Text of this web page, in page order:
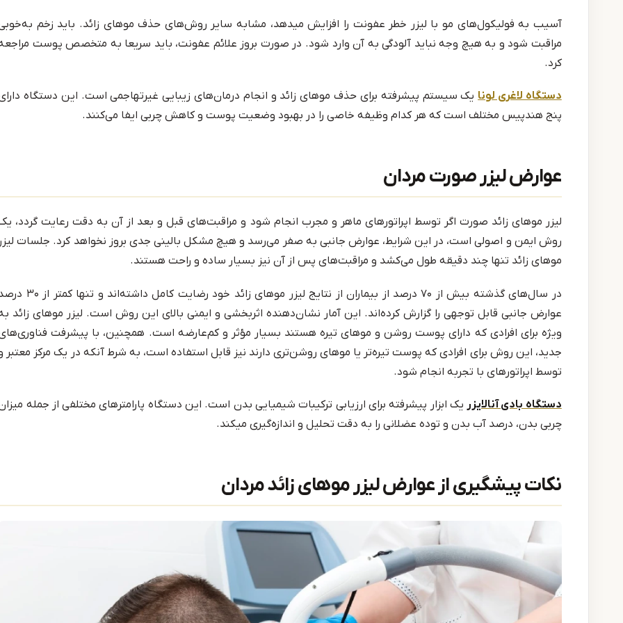
آسیب به فولیکول‌های مو با لیزر خطر عفونت را افزایش میدهد، مشابه سایر روش‌های حذف موهای زائد. باید زخم
مراقبت شود و به هیچ وجه نباید آلودگی به آن وارد شود. در صورت بروز علائم عفونت، باید سریعا به متخصص پوست
کرد.
دستگاه لاغری لونایک سیستم پیشرفته برای حذف موهای زائد و انجام درمان‌های زیبایی غیرتهاجمی است. این دستگاه
پنج هندپیس مختلف است که هر کدام وظیفه خاصی را در بهبود وضعیت پوست و کاهش چربی ایفا می‌کنند.
عوارض لیزر صورت مردان
لیزر موهای زائد صورت اگر توسط اپراتورهای ماهر و مجرب انجام شود و مراقبت‌های قبل و بعد از آن به دقت رعایت گردد،
روش ایمن و اصولی است، در این شرایط، عوارض جانبی به صفر می‌رسد و هیچ مشکل بالینی جدی بروز نخواهد کرد. جلسات لیزر
موهای زائد تنها چند دقیقه طول می‌کشد و مراقبت‌های پس از آن نیز بسیار ساده و راحت هستند.
در سال‌های گذشته بیش از ۷۰ درصد از بیماران از نتایج لیزر موهای زائد خود رضایت کامل داشته‌اند و
عوارض جانبی قابل توجهی را گزارش کرده‌اند. این آمار نشان‌دهنده اثربخشی و ایمنی بالای این روش است. لیزر موهای زائد
ویژه برای افرادی که دارای پوست روشن و موهای تیره هستند بسیار مؤثر و کم‌عارضه است. همچنین، با پیشرفت
جدید، این روش برای افرادی که پوست تیره‌تر یا موهای روشن‌تری دارند نیز قابل استفاده است، به شرط آنکه در یک مرکز معتبر
توسط اپراتورهای با تجربه انجام شود.
دستگاه بادی آنالایزریک ابزار پیشرفته برای ارزیابی ترکیبات شیمیایی بدن است. این دستگاه پارامترهای مختلفی از جمله
چربی بدن، درصد آب بدن و توده عضلانی را به دقت تحلیل و اندازه‌گیری میکند.
نکات پیشگیری از عوارض لیزر موهای زائد مردان